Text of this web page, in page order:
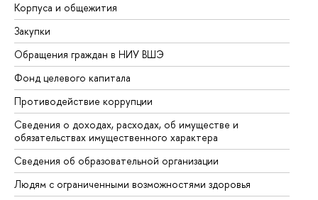
Корпуса и общежития
Закупки
Обращения граждан в НИУ ВШЭ
Фонд целевого капитала
Противодействие коррупции
Сведения о доходах, расходах, об имуществе и
обязательствах имущественного характера
Сведения об образовательной организации
Людям с ограниченными возможностями здоровья